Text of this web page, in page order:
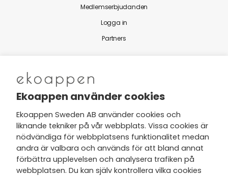
Medlemserbjudanden
Logga in
Partners
Nytt från Ekoappen
Jag har tagit del av Ekoappens
personuppgifts- och
integritetspolicyoch tar gärna del
av nyheter, hälsotips och exklusiva
erbjudanden via min e-post.
Ekoappen använder cookies
Ekoappen Sweden AB använder cookies och
liknande tekniker på vår webbplats. Vissa cookies är
nödvändiga för webbplatsens funktionalitet medan
andra är valbara och används för att bland annat
förbättra upplevelsen och analysera trafiken på
webbplatsen. Du kan själv kontrollera vilka cookies